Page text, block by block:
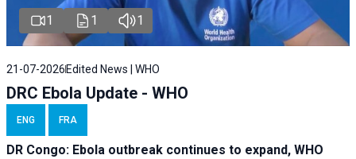
1 1 1
21-07-2026 Edited News | WHO
DRC Ebola Update - WHO
ENG FRA
DR Congo: Ebola outbreak continues to expand, WHO